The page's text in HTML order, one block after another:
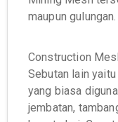
maupun gulungan.
Construction
Sebutan lain
yang biasa
jembatan,